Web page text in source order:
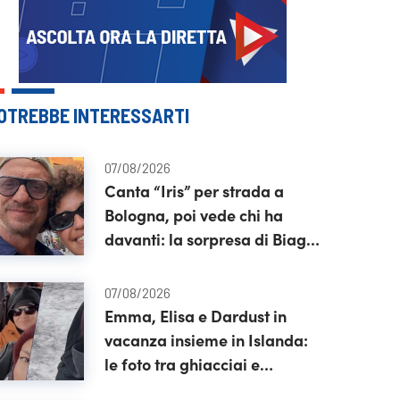
INTERESSARTI
07/08/2026
Canta “Iris” per strada a
Bologna, poi vede chi ha
davanti: la sorpresa di Biagio
07/08/2026
Emma, Elisa e Dardust in
vacanza insieme in Islanda:
le foto tra ghiacciai e